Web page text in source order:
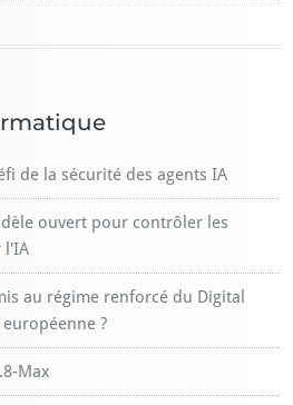
de la sécurité des agents IA
ouvert pour contrôler les
l'IA
au régime renforcé du Digital
?
Max